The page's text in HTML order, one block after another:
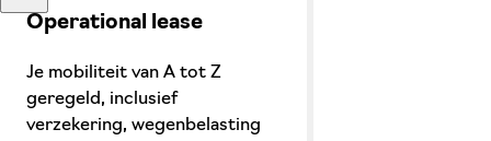
Operational lease
Je mobiliteit van A tot Z
geregeld, inclusief
verzekering, wegenbelasting